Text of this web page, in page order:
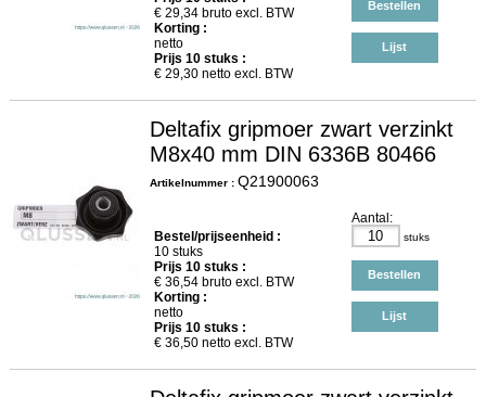
€ 29,34bruto excl. BTW
Korting :
netto
Prijs 10stuks :
€ 29,30netto excl. BTW
Bestellen
Lijst
Deltafix gripmoer zwart verzinkt
M8x40 mm DIN 6336B 80466
Artikelnummer : Q21900063
Bestel/prijseenheid :
10 stuks
Prijs 10stuks :
€ 36,54bruto excl. BTW
Korting :
netto
Prijs 10stuks :
€ 36,50netto excl. BTW
Aantal:
stuks
Bestellen
Lijst